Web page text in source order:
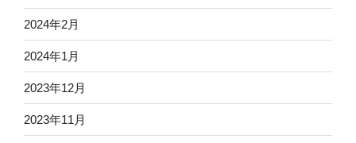
2024年2月
2024年1月
2023年12月
2023年11月